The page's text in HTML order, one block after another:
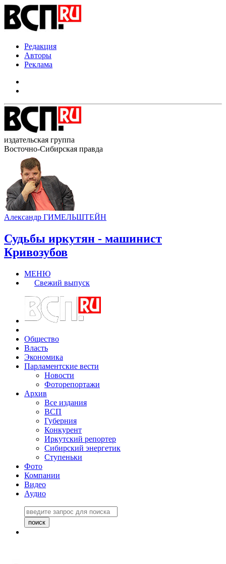
Редакция
Авторы
Реклама
издательская группа
Восточно-Сибирская правда
Александр ГИМЕЛЬШТЕЙН
Судьбы иркутян - машинист
Кривозубов
МЕНЮ
Свежий выпуск
Общество
Власть
Экономика
Парламентские вести
Новости
Фоторепортажи
Архив
Все издания
ВСП
Губерния
Конкурент
Иркутский репортер
Сибирский энергетик
Ступеньки
Фото
Компании
Видео
Аудио